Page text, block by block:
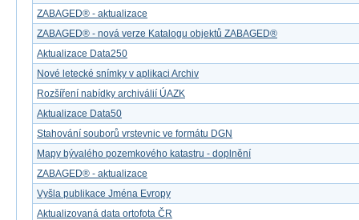
ZABAGED® - aktualizace
ZABAGED® - nová verze Katalogu objektů ZABAGED®
Aktualizace Data250
Nové letecké snímky v aplikaci Archiv
Rozšíření nabídky archiválií ÚAZK
Aktualizace Data50
Stahování souborů vrstevnic ve formátu DGN
Mapy bývalého pozemkového katastru - doplnění
ZABAGED® - aktualizace
Vyšla publikace Jména Evropy
Aktualizovaná data ortofota ČR